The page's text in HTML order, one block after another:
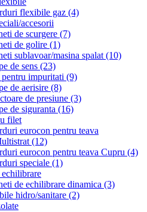
flexibile gaz (4)
accesorii
de scurgere (7)
de golire (1)
sublavoar/masina spalat (10)
de sens (23)
impuritati (9)
de aerisire (8)
de presiune (3)
de siguranta (16)
filet
eurocon pentru teava
(12)
eurocon pentru teava Cupru (4)
speciale (1)
de echilibrare dinamica (3)
hidro/sanitare (2)